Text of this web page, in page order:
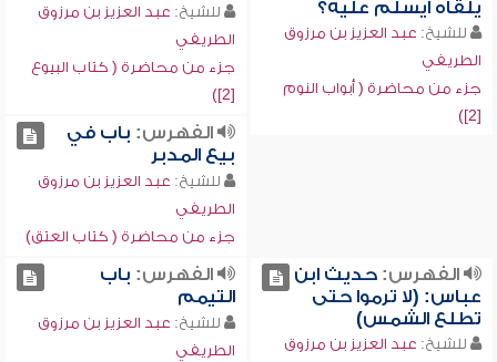
يلقاه أيسلم عليه؟
للشيخ: عبد العزيز بن مرزوق
الطريفي
جزء من محاضرة ( أبواب النوم
[2])
للشيخ: عبد العزيز بن مرزوق
الطريفي
جزء من محاضرة ( كتاب البيوع
[2])
الفهرس: باب في
بيع المدبر
للشيخ: عبد العزيز بن مرزوق
الطريفي
جزء من محاضرة ( كتاب العتق)
الفهرس:حديث ابن
عباس: (لا ترموا حتى
تطلع الشمس)
للشيخ: عبد العزيز بن مرزوق
الفهرس: باب
التيمم
للشيخ: عبد العزيز بن مرزوق
الطريفي